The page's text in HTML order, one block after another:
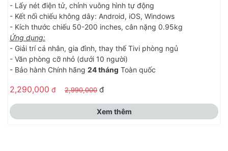
- Lấy nét điện tử, chỉnh vuông hình tự động
- Kết nối chiếu không dây: Android, iOS, Windows
- Kích thước chiếu 50-200 inches, cân nặng 0.95kg
Ứng dụng:
- Giải trí cá nhân, gia đình, thay thế Tivi phòng ngủ
- Văn phòng cỡ nhỏ (dưới 10 người)
- Bảo hành Chính hãng 24 tháng Toàn quốc
2,290,000 đ 2,990,000 đ
Xem thêm